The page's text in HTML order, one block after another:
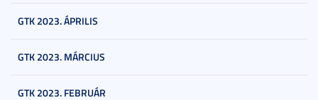
GTK 2023. ÁPRILIS
GTK 2023. MÁRCIUS
GTK 2023. FEBRUÁR